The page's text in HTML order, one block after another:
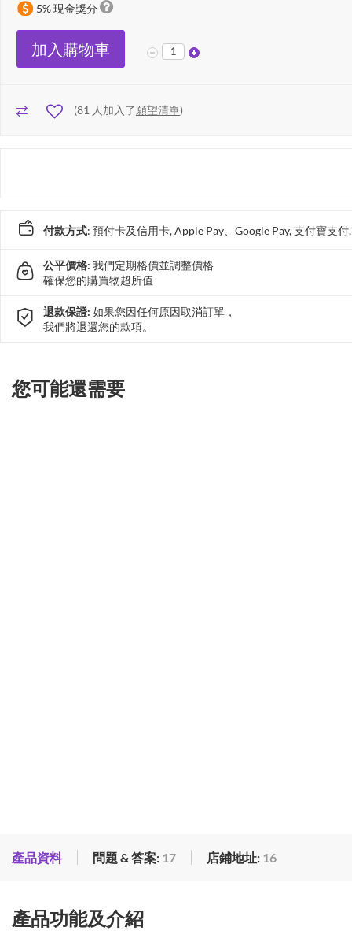
5% 現金獎分
加入購物車
(81 人加入了願望清單)
付款方式: 預付卡及信用卡, Apple Pay、Google Pay, 支付寶支
公平價格: 我們定期格價並調整價格
確保您的購買物超所值
退款保證: 如果您因任何原因取消訂單，
我們將退還您的款項。
您可能還需要
產品資料 問題 & 答案: 17 店鋪地址: 16
產品功能及介紹